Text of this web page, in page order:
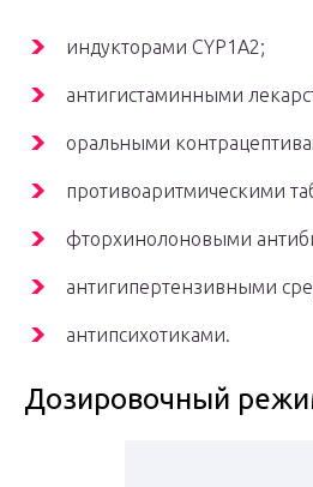
индукторами CYP1A2;
антигистаминными
оральными
противоаритмическими
фторхинолоновыми
антигипертензивными
антипсихотиками.
Дозировочный